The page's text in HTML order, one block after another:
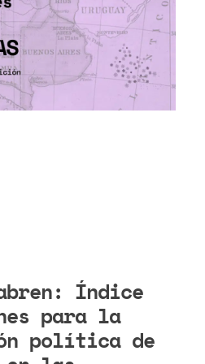
Índice
para la
política de